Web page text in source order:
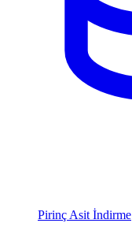
Pirinç Asit İndirme